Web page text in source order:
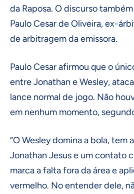
da Raposa. O discurso
Paulo Cesar de Oliveira, ex-
de arbitragem da emissora.
Paulo Cesar afirmou que o
entre Jonathan e Wesley,
lance normal de jogo. Não
em nenhum momento,
“O Wesley domina a bola, tem
Jonathan Jesus e um contato
marca a falta fora da área e
vermelho. No entender dele,